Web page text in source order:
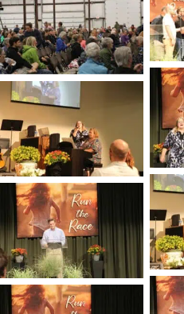
No Caption
Lawson family
sharing their gift of
music
Richie Halversen